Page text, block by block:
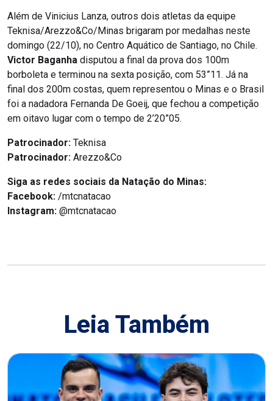
Além de Vinicius Lanza, outros dois atletas da equipe
Teknisa/Arezzo&Co/Minas brigaram por medalhas neste
domingo (22/10), no Centro Aquático de Santiago, no Chile.
Victor Baganha disputou a final da prova dos 100m
borboleta e terminou na sexta posição, com 53”11. Já na
final dos 200m costas, quem representou o Minas e o Brasil
foi a nadadora Fernanda De Goeij, que fechou a competição
em oitavo lugar com o tempo de 2’20”05.
Patrocinador: Teknisa
Patrocinador: Arezzo&Co
Siga as redes sociais da Natação do Minas:
Facebook: /mtcnatacao
Instagram: @mtcnatacao
Leia Também